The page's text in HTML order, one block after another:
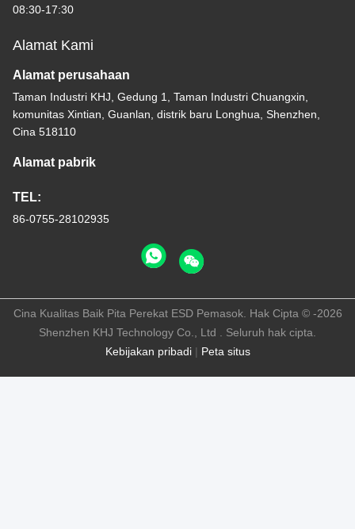
08:30-17:30
Alamat Kami
Alamat perusahaan
Taman Industri KHJ, Gedung 1, Taman Industri Chuangxin,
komunitas Xintian, Guanlan, distrik baru Longhua, Shenzhen,
Cina 518110
Alamat pabrik
TEL:
86-0755-28102935
Kebijakan pribadi| Peta situs
Cina Kualitas Baik Pita Perekat ESD Pemasok. Hak Cipta © -2026
Shenzhen KHJ Technology Co., Ltd . Seluruh hak cipta.